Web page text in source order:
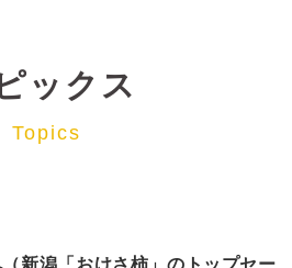
ックス
Topics
新潟「おけさ柿」のトップセー